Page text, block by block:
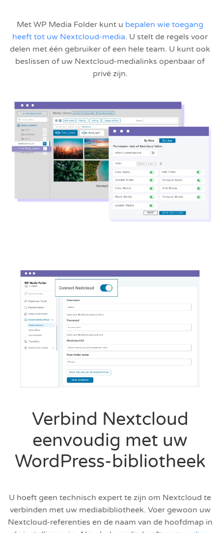
Met WP Media Folder kunt u bepalen wie toegang
heeft tot uw Nextcloud-media. U stelt de regels voor
delen met één gebruiker of een hele team. U kunt ook
beslissen of uw Nextcloud-medialinks openbaar of
privé zijn.
Verbind Nextcloud
eenvoudig met uw
WordPress-bibliotheek
U hoeft geen technisch expert te zijn om Nextcloud te
verbinden met uw mediabibliotheek. Voer gewoon uw
Nextcloud-referenties en de naam van de hoofdmap in